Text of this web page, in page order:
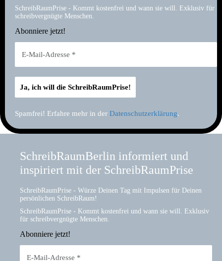
SchreibRaumPrise - Kommt kostenfrei und wann sie will. Exklusiv für
schreibvergnügte Menschen.
Abonniere jetzt!
Spamfrei! Erfahre mehr in der Datenschutzerklärung.
SchreibRaumBerlin informiert und
inspiriert mit der SchreibRaumPrise
SchreibRaumPrise - Würze Deinen Tag mit Impulsen für Deinen
persönlichen SchreibRaum!
SchreibRaumPrise - Kommt kostenfrei und wann sie will. Exklusiv
für schreibvergnügte Menschen.
Abonniere jetzt!